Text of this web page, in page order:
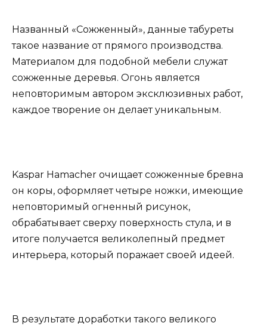
Названный «Сожженный», данные табуреты
такое название от прямого производства.
Материалом для подобной мебели служат
сожженные деревья. Огонь является
неповторимым автором эксклюзивных работ,
каждое творение он делает уникальным.
Kaspar Hamacher очищает сожженные бревна
он коры, оформляет четыре ножки, имеющие
неповторимый огненный рисунок,
обрабатывает сверху поверхность стула, и в
итоге получается великолепный предмет
интерьера, который поражает своей идеей.
В результате доработки такого великого